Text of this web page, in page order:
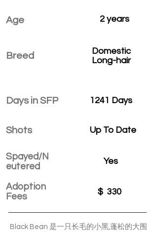
Age
Breed
Days in SFP
Shots
Spayed/N
eutered
Adoption
Fees
2 years
Domestic
Long-hair
1241 Days
Up To Date
Yes
$ 330
Black Bean 是一只长毛的小黑,蓬松的大围